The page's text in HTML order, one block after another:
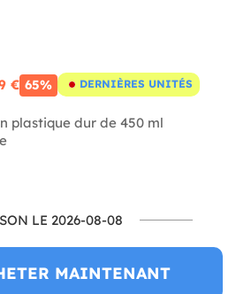
€ 65% DERNIÈRES UNITÉS
plastique dur de 450 ml
LE 2026-08-08
MAINTENANT